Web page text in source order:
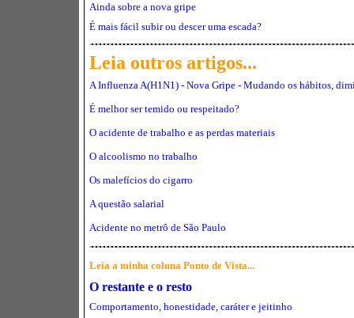
Ainda sobre a nova gripe
É mais fácil subir ou descer uma escada?
Leia outros artigos...
A InfluenzaA(H1N1) - Nova Gripe - Mudando os hábitos,
É melhor ser temido ou respeitado?
O acidente de trabalho e as perdas materiais
O alcoolismo no trabalho
Os malefícios do cigarro
A questão salarial
Acidente no metrô de São Paulo
Leia a minha coluna Ponto de Vista...
O restante e o resto
Comportamento, honestidade, caráter e jeitinho